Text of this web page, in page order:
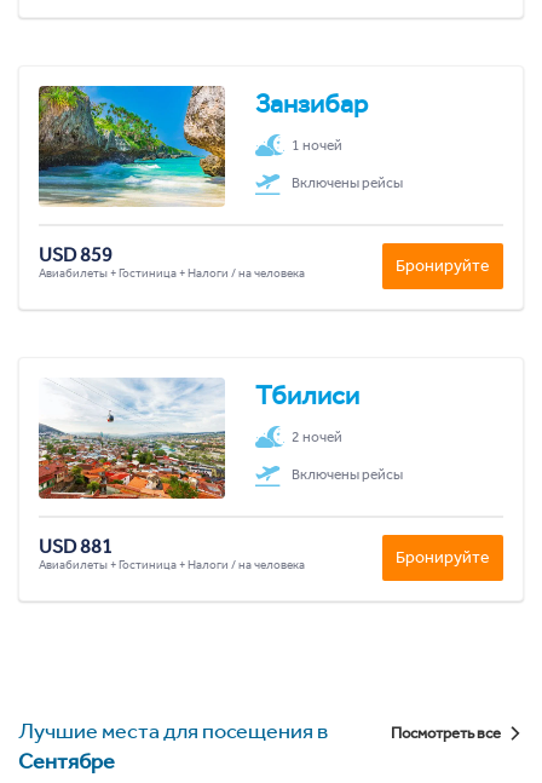
Занзибар
1 ночей
Включены рейсы
USD 859
Авиабилеты + Гостиница + Налоги / на человека Бронируйте
Тбилиси
2 ночей
Включены рейсы
USD 881
Авиабилеты + Гостиница + Налоги / на человека Бронируйте
Лучшие места для посещения в
Сентябре
Посмотреть все